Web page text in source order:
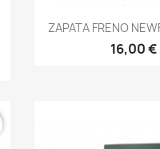
Vista
ZAPATA FRENO
16,00 €